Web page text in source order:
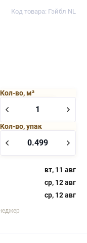
Код товара: Гэйбл NL
Кол-во, м²
Кол-во, упак
вт, 11 авг
ср, 12 авг
ср, 12 авг